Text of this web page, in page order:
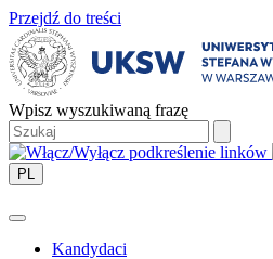
Przejdź do treści
Wpisz wyszukiwaną frazę
PL
Kandydaci